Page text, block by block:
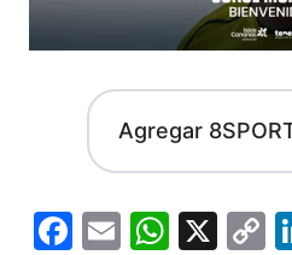
Agregar
Facebook
Email X